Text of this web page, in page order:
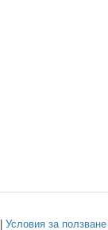
Условия за ползване